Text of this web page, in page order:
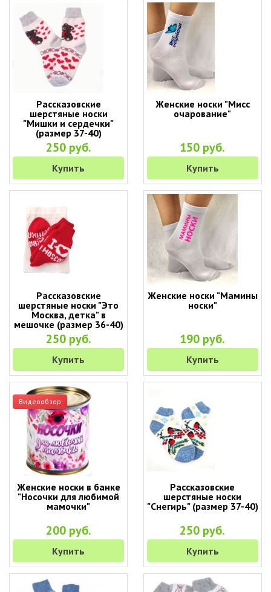
Рассказовские
шерстяные носки
"Мишки и сердечки"
(размер 37-40)
250 руб.
Купить
Женские носки "Мисс
очарование"
150 руб.
Купить
Рассказовские
шерстяные носки "Это
Москва, детка" в
мешочке (размер 36-40)
250 руб.
Купить
Женские носки "Мамины
носки"
190 руб.
Купить
Видеообзор
Женские носки в банке
"Носочки для любимой
мамочки"
200 руб.
Купить
Рассказовские
шерстяные носки
"Снегирь" (размер 37-40)
250 руб.
Купить